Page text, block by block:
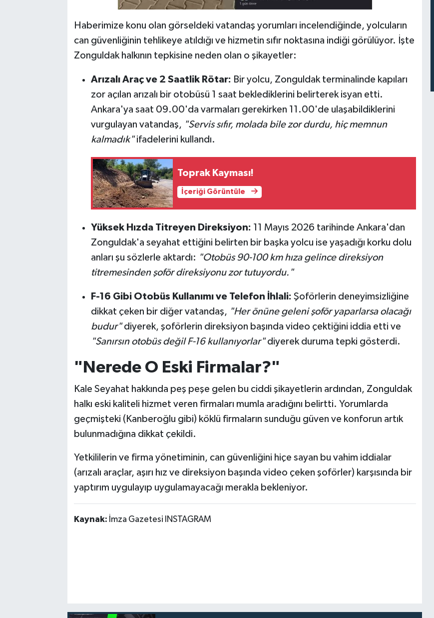
Haberimize konu olan görseldeki vatandaş yorumları incelendiğinde, yolcuların
can güvenliğinin tehlikeye atıldığı ve hizmetin sıfır noktasına indiği görülüyor. İşte
Zonguldak halkının tepkisine neden olan o şikayetler:
Arızalı Araç ve 2 Saatlik Rötar: Bir yolcu, Zonguldak terminalinde kapıları
zor açılan arızalı bir otobüsü 1 saat beklediklerini belirterek isyan etti.
Ankara'ya saat 09.00'da varmaları gerekirken 11.00'de ulaşabildiklerini
vurgulayan vatandaş, "Servis sıfır, molada bile zor durdu, hiç memnun
kalmadık"ifadelerini kullandı.
Toprak Kayması!
İçeriği Görüntüle
Yüksek Hızda Titreyen Direksiyon: 11 Mayıs 2026 tarihinde Ankara'dan
Zonguldak'a seyahat ettiğini belirten bir başka yolcu ise yaşadığı korku dolu
anları şu sözlerle aktardı: "Otobüs 90-100 km hıza gelince direksiyon
titremesinden şoför direksiyonu zor tutuyordu."
F-16 Gibi Otobüs Kullanımı ve Telefon İhlali: Şoförlerin deneyimsizliğine
dikkat çeken bir diğer vatandaş, "Her önüne geleni şoför yaparlarsa olacağı
budur"diyerek, şoförlerin direksiyon başında video çektiğini iddia etti ve
"Sanırsın otobüs değil F-16 kullanıyorlar"diyerek duruma tepki gösterdi.
"Nerede O Eski Firmalar?"
Kale Seyahat hakkında peş peşe gelen bu ciddi şikayetlerin ardından, Zonguldak
halkı eski kaliteli hizmet veren firmaları mumla aradığını belirtti. Yorumlarda
geçmişteki (Kanberoğlu gibi) köklü firmaların sunduğu güven ve konforun artık
bulunmadığına dikkat çekildi.
Yetkililerin ve firma yönetiminin, can güvenliğini hiçe sayan bu vahim iddialar
(arızalı araçlar, aşırı hız ve direksiyon başında video çeken şoförler) karşısında bir
yaptırım uygulayıp uygulamayacağı merakla bekleniyor.
Kaynak: İmza Gazetesi INSTAGRAM